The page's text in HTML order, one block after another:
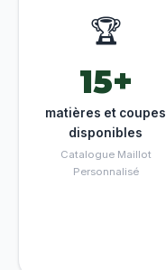
🏆
15+
matières et coupes
disponibles
Catalogue Maillot
Personnalisé